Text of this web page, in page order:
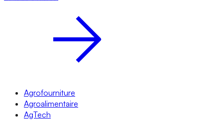
Agrofourniture
Agroalimentaire
AgTech